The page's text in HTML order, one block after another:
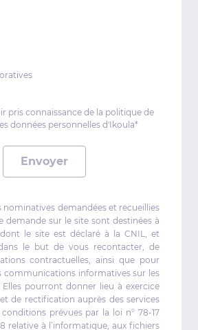
pris connaissance de la politique de
données personnelles d'Ikoula*
Envoyer
nominatives demandées et recueillies
demande sur le site sont destinées à
dont le site est déclaré à la CNIL, et
le but de vous recontacter, de
contractuelles, ainsi que pour
communications informatives sur les
Elles pourront donner lieu à exercice
de rectification auprès des services
prévues par la loi n° 78-17
relative à l’informatique, aux fichiers